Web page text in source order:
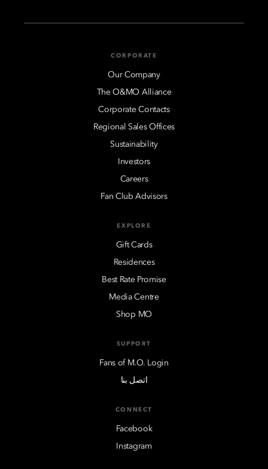
CORPORATE
Our Company
The O&MO Alliance
Corporate Contacts
Regional Sales Offices
Sustainability
Investors
Careers
Fan Club Advisors
EXPLORE
Gift Cards
Residences
Best Rate Promise
Media Centre
Shop MO
SUPPORT
Fans of M.O. Login
اتصل بنا
CONNECT
Facebook
Instagram